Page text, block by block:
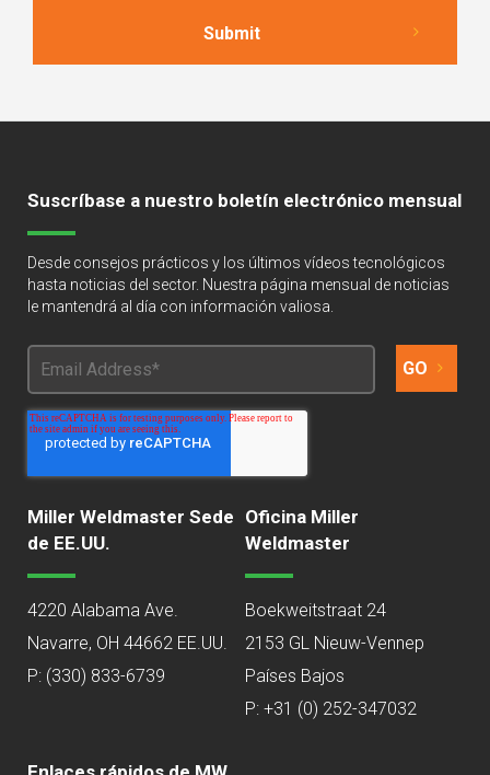
Suscríbase a nuestro boletín electrónico mensual
Desde consejos prácticos y los últimos vídeos tecnológicos
hasta noticias del sector. Nuestra página mensual de noticias
le mantendrá al día con información valiosa.
Miller Weldmaster Sede
de EE.UU.
4220 Alabama Ave.
Navarre, OH 44662 EE.UU.
P: (330) 833-6739
Oficina Miller
Weldmaster
Boekweitstraat 24
2153 GL Nieuw-Vennep
Países Bajos
P: +31 (0) 252-347032